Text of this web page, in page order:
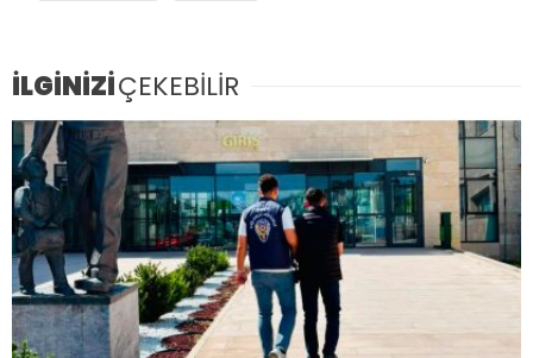
İLGİNİZİÇEKEBİLİR